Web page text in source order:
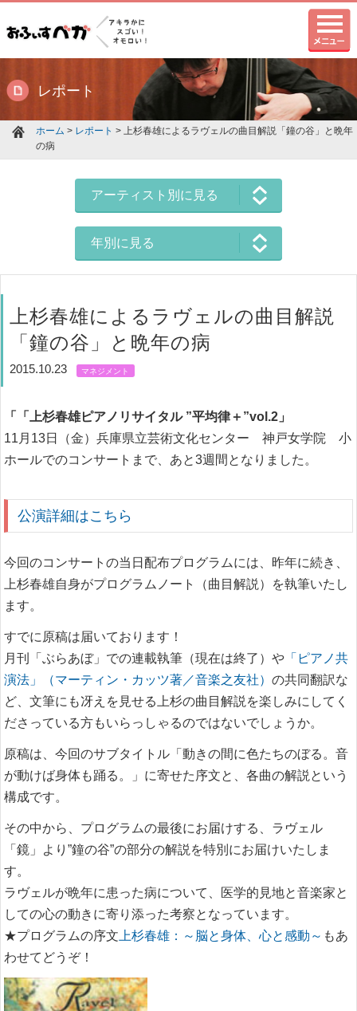
レポート
ホーム > レポート > 上杉春雄によるラヴェルの曲目解説「鐘の谷」と晩年
の病
アーティスト別に見る
年別に見る
上杉春雄によるラヴェルの曲目解説
「鐘の谷」と晩年の病
2015.10.23 マネジメント
「「上杉春雄ピアノリサイタル ”平均律＋”vol.2」
11月13日（金）兵庫県立芸術文化センター 神戸女学院 小
ホールでのコンサートまで、あと3週間となりました。
公演詳細はこちら
今回のコンサートの当日配布プログラムには、昨年に続き、
上杉春雄自身がプログラムノート（曲目解説）を執筆いたし
ます。
すでに原稿は届いております！
月刊「ぶらあぼ」での連載執筆（現在は終了）や 「ピアノ共
演法」（マーティン・カッツ著／音楽之友社）の共同翻訳な
ど、文筆にも冴えを見せる上杉の曲目解説を楽しみにしてく
ださっている方もいらっしゃるのではないでしょうか。
原稿は、今回のサブタイトル「動きの間に色たちのぼる。音
が動けば身体も踊る。」に寄せた序文と、各曲の解説という
構成です。
その中から、プログラムの最後にお届けする、ラヴェル
「鏡」より”鐘の谷”の部分の解説を特別にお届けいたしま
す。
ラヴェルが晩年に患った病について、医学的見地と音楽家と
しての心の動きに寄り添った考察となっています。
★プログラムの序文 上杉春雄：～脳と身体、心と感動～ もあ
わせてどうぞ！